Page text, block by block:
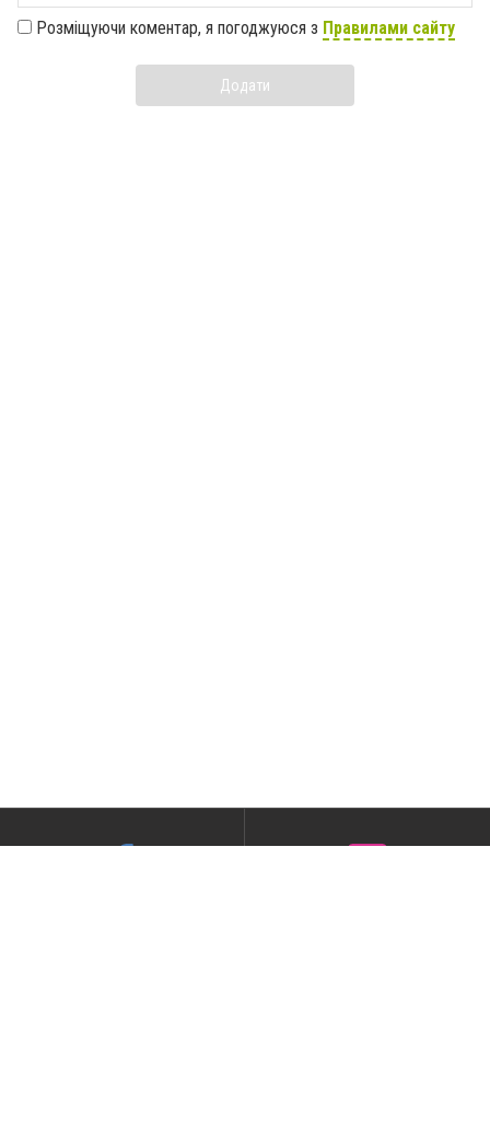
Розміщуючи коментар, я погоджуюся з Правилами сайту
Додати